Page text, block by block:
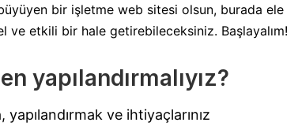
bir işletme web sitesi olsun, burada ele
ve etkili bir hale getirebileceksiniz. Başlayalım!
yapılandırmalıyız?
ve ihtiyaçlarınız